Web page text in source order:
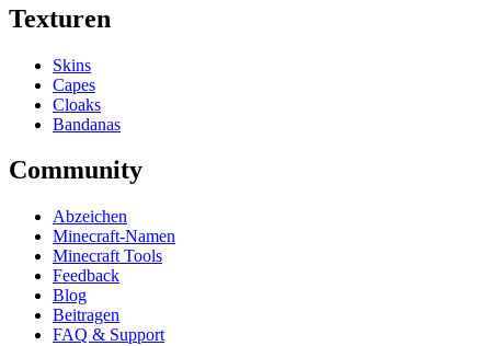
Texturen
Skins
Capes
Cloaks
Bandanas
Community
Abzeichen
Minecraft-Namen
Minecraft Tools
Feedback
Blog
Beitragen
FAQ & Support